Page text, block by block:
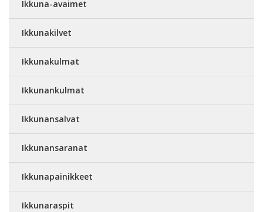
Ikkuna-avaimet
Ikkunakilvet
Ikkunakulmat
Ikkunankulmat
Ikkunansalvat
Ikkunansaranat
Ikkunapainikkeet
Ikkunaraspit